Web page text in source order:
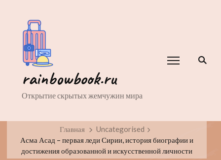
rainbowbook.ru
Открытие скрытых жемчужин мира
Главная
Uncategorised
Асма Асад – первая леди Сирии, история биографии и
достижения образованной и искусственной личности